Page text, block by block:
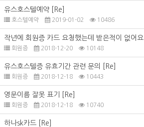
유스호스텔예약 [Re]
호스텔예약 2019-01-02 10486
작년에 회원증 카드 요청했는데 받은적이 없어요
회원증 2018-12-20 10148
유스호스텔증 유효기간 관련 문의 [Re]
회원증 2018-12-18 10443
영문이름 잘못 표기 [Re]
회원증 2018-12-18 10740
하나sk카드 [Re]